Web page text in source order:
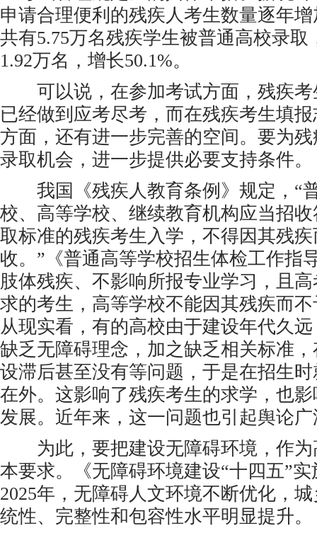
申请合理便利的残疾人考生数量逐年
共有5.75万名残疾学生被普通高校录取
1.92万名，增长50.1%。
可以说，在参加考试方面，残疾考
已经做到应考尽考，而在残疾考生填
方面，还有进一步完善的空间。要为
录取机会，进一步提供必要支持条件。
我国《残疾人教育条例》规定，“
校、高等学校、继续教育机构应当招
取标准的残疾考生入学，不得因其残
收。”《普通高等学校招生体检工作指
肢体残疾、不影响所报专业学习，且
求的考生，高等学校不能因其残疾而
从现实看，有的高校由于建设年代久
缺乏无障碍理念，加之缺乏相关标准
设滞后甚至没有等问题，于是在招生
在外。这影响了残疾考生的求学，也
发展。近年来，这一问题也引起舆论
为此，要把建设无障碍环境，作为
本要求。《无障碍环境建设“十四五”
2025年，无障碍人文环境不断优化，
统性、完整性和包容性水平明显提升。